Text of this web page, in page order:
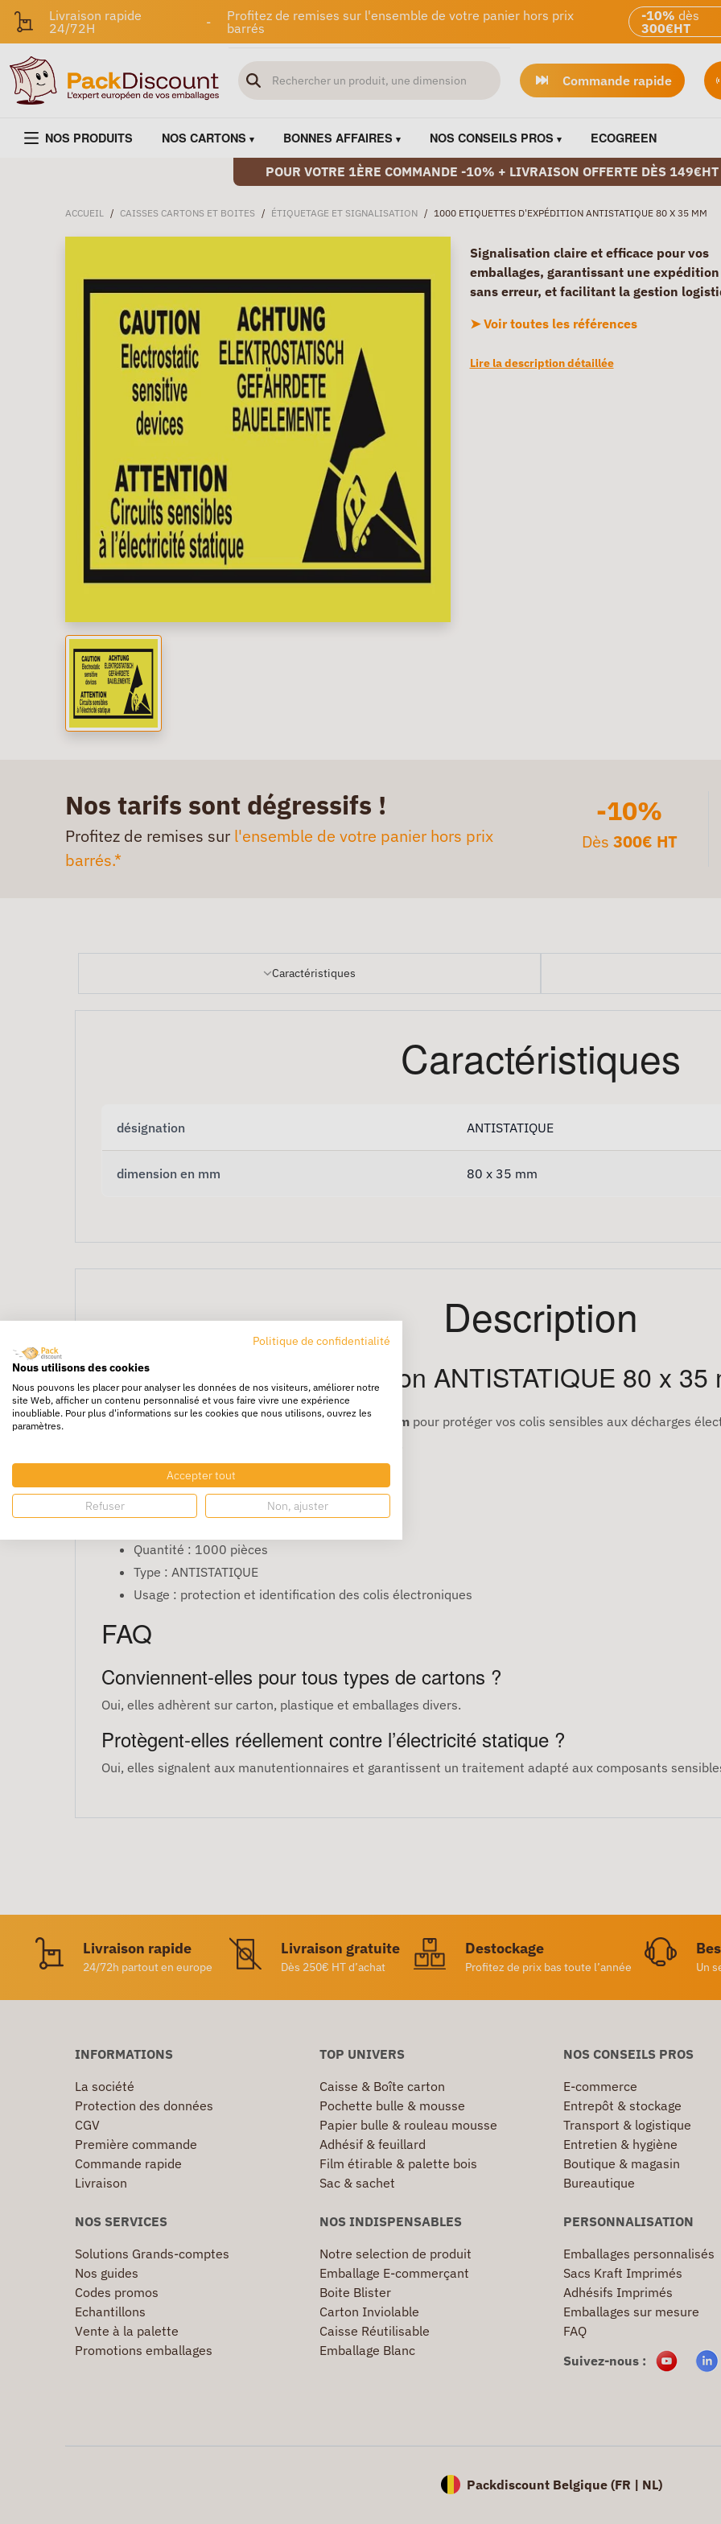
Livraison rapide
24/72H
-
Profitez de remises sur l'ensemble de votre panier hors prix
barrés
-10% dès
300€HT
Commande rapide
NOS PRODUITS NOS CARTONS BONNES AFFAIRES NOS CONSEILS PROS ECOGREEN
POUR VOTRE 1ÈRE COMMANDE -10% + LIVRAISON OFFERTE DÈS
ACCUEIL / CAISSES CARTONS ET BOITES / ÉTIQUETAGE ET SIGNALISATION / 1000 ETIQUETTES D'EXPÉDITION ANTISTATIQUE 80 X 35 MM
Signalisation claire et efficace pour vos
emballages, garantissant une
sans erreur, et facilitant la gestion
➤ Voir toutes les références
Lire la description détaillée
Nos tarifs sont dégressifs !
Profitez de remises sur l'ensemble de votre panier hors prix
barrés.*
-10%
Dès 300€ HT
Caractéristiques
Caractéristiques
désignation ANTISTATIQUE
dimension en mm 80 x 35 mm
Description
1000 Étiquettes d’expédition ANTISTATIQUE 80 x 35
Lot de1000 étiquettes ANTISTATIQUE 80 x 35 mm pour protéger vos colis sensibles aux décharges
Caractéristiques
Quantité : 1000 pièces
Type : ANTISTATIQUE
Usage : protection et identification des colis électroniques
FAQ
Conviennent-elles pour tous types de cartons ?
Oui, elles adhèrent sur carton, plastique et emballages divers.
Protègent-elles réellement contre l’électricité statique ?
Oui, elles signalent aux manutentionnaires et garantissent un traitement adapté aux composants
Livraison rapide
24/72h partout en europe
Livraison gratuite
Dès 250€ HT d’achat
Destockage
Profitez de prix bas toute l’année Un
INFORMATIONS
La société
Protection des données
CGV
Première commande
Commande rapide
Livraison
TOP UNIVERS
Caisse & Boîte carton
Pochette bulle & mousse
Papier bulle & rouleau mousse
Adhésif & feuillard
Film étirable & palette bois
Sac & sachet
NOS CONSEILS PROS
E-commerce
Entrepôt & stockage
Transport & logistique
Entretien & hygiène
Boutique & magasin
Bureautique
NOS SERVICES
Solutions Grands-comptes
Nos guides
Codes promos
Echantillons
Vente à la palette
Promotions emballages
NOS INDISPENSABLES
Notre selection de produit
Emballage E-commerçant
Boite Blister
Carton Inviolable
Caisse Réutilisable
Emballage Blanc
PERSONNALISATION
Emballages personnalisés
Sacs Kraft Imprimés
Adhésifs Imprimés
Emballages sur mesure
FAQ
Suivez-nous :
Packdiscount Belgique (FR | NL)
Politique de confidentialité
Nous utilisons des cookies
Nous pouvons les placer pour analyser les données de nos visiteurs, améliorer notre
site Web, afficher un contenu personnalisé et vous faire vivre une expérience
inoubliable. Pour plus d'informations sur les cookies que nous utilisons, ouvrez les
paramètres.
Accepter tout
Refuser Non, ajuster